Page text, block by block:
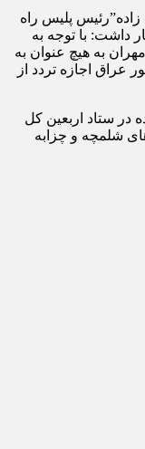
پلیس راه
داشت: با توجه به
به هیچ عنوان به
عراق اجازه تردد از
در ستاد اربعین کل
شلمچه و چزابه